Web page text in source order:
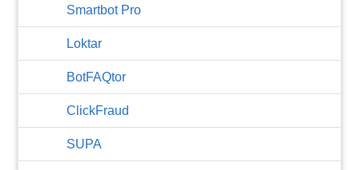
Smartbot Pro
Loktar
BotFAQtor
​ClickFraud
SUPA